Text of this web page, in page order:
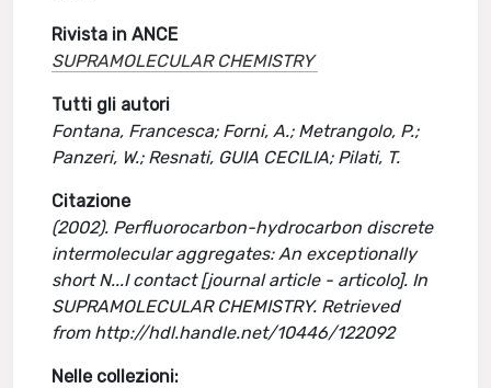
Rivista in ANCE
SUPRAMOLECULAR CHEMISTRY
Tutti gli autori
Fontana, Francesca; Forni, A.; Metrangolo, P.;
Panzeri, W.; Resnati, GUIA CECILIA; Pilati, T.
Citazione
(2002). Perfluorocarbon-hydrocarbon discrete
intermolecular aggregates: An exceptionally
short N...I contact [journal article - articolo]. In
SUPRAMOLECULAR CHEMISTRY. Retrieved
from http://hdl.handle.net/10446/122092
Nelle collezioni: